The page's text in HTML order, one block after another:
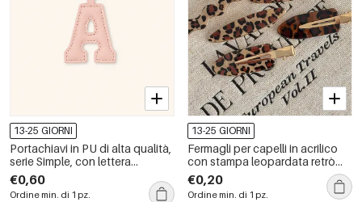
13-25 GIORNI
Portachiavi in PU di alta qualità,
serie Simple, con lettera
giornaliera, tinta unita, colore
verde chiaro.
€0,60
Ordine min. di 1 pz.
13-25 GIORNI
Fermagli per capelli in acrilico
con stampa leopardata retrò
della serie Simple
€0,20
Ordine min. di 1 pz.